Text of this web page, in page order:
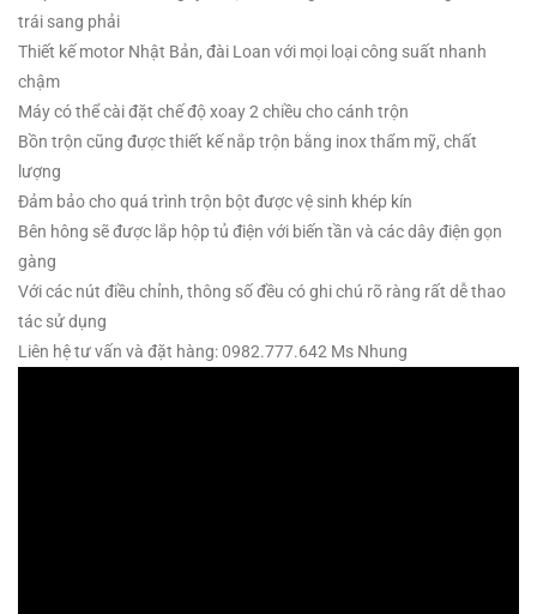
trái sang phải
Thiết kế motor Nhật Bản, đài Loan với mọi loại công suất nhanh
chậm
Máy có thể cài đặt chế độ xoay 2 chiều cho cánh trộn
Bồn trộn cũng được thiết kế nắp trộn bằng inox thẩm mỹ, chất
lượng
Đảm bảo cho quá trình trộn bột được vệ sinh khép kín
Bên hông sẽ được lắp hộp tủ điện với biến tần và các dây điện gọn
gàng
Với các nút điều chỉnh, thông số đều có ghi chú rõ ràng rất dễ thao
tác sử dụng
Liên hệ tư vấn và đặt hàng: 0982.777.642 Ms Nhung